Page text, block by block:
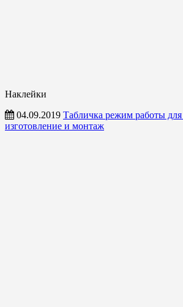
Наклейки
04.09.2019 Табличка режим работы
изготовление и монтаж